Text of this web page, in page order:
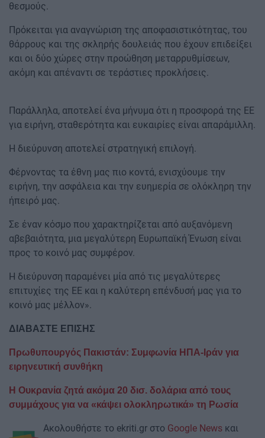
θεσμούς.
Πρόκειται για αναγνώριση της αποφασιστικότητας, του
θάρρους και της σκληρής δουλειάς που έχουν επιδείξει
και οι δύο χώρες στην προώθηση μεταρρυθμίσεων,
ακόμη και απέναντι σε τεράστιες προκλήσεις.
Παράλληλα, αποτελεί ένα μήνυμα ότι η προσφορά της ΕΕ
για ειρήνη, σταθερότητα και ευκαιρίες είναι απαράμιλλη.
Η διεύρυνση αποτελεί στρατηγική επιλογή.
Φέρνοντας τα έθνη μας πιο κοντά, ενισχύουμε την
ειρήνη, την ασφάλεια και την ευημερία σε ολόκληρη την
ήπειρό μας.
Σε έναν κόσμο που χαρακτηρίζεται από αυξανόμενη
αβεβαιότητα, μια μεγαλύτερη Ευρωπαϊκή Ένωση είναι
προς το κοινό μας συμφέρον.
Η διεύρυνση παραμένει μία από τις μεγαλύτερες
επιτυχίες της ΕΕ και η καλύτερη επένδυσή μας για το
κοινό μας μέλλον».
ΔΙΑΒΑΣΤΕ ΕΠΙΣΗΣ
Πρωθυπουργός Πακιστάν: Συμφωνία ΗΠΑ-Ιράν για
ειρηνευτική συνθήκη
Η Ουκρανία ζητά ακόμα 20 δισ. δολάρια από τους
συμμάχους για να «κάψει ολοκληρωτικά» τη Ρωσία
Ακολουθήστε το ekriti.gr στο Google News και